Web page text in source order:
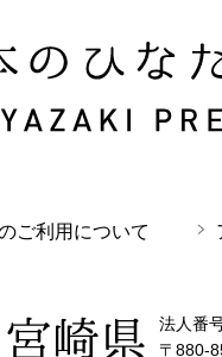
なた 宮崎県
ご利用について
法人番
〒880-